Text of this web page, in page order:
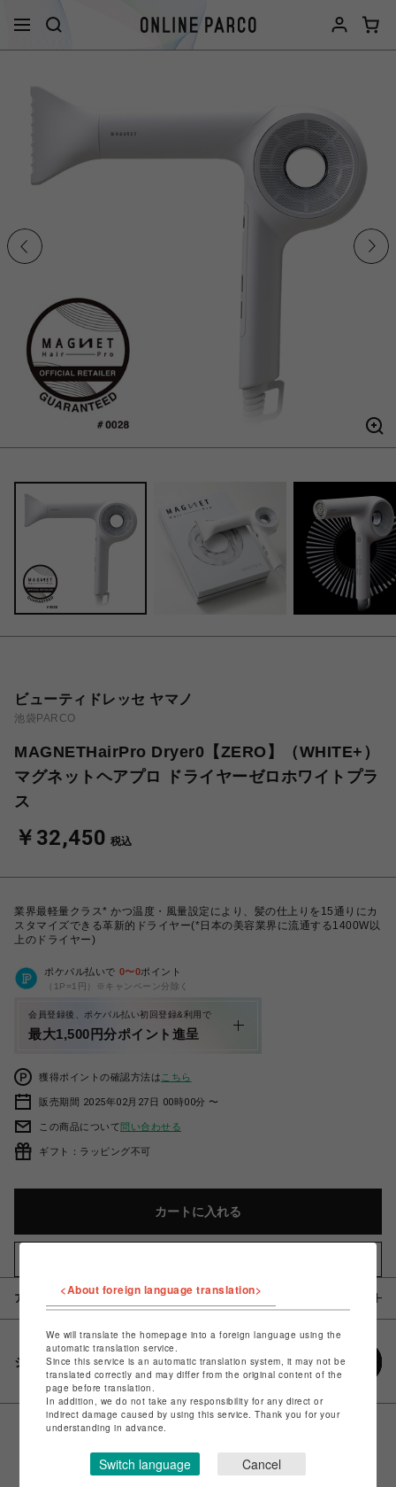
ビューティドレッセ ヤマノ
池袋PARCO
MAGNETHairPro Dryer0【ZERO】（WHITE+）
マグネットヘアプロ ドライヤーゼロホワイトプラ
ス
￥32,450 税込
業界最軽量クラス* かつ温度・風量設定により、髪の仕上りを15通りにカ
スタマイズできる革新的ドライヤー(*日本の美容業界に流通する1400W以
上のドライヤー)
ポケパル払いで 0〜0ポイント
（1P=1円）※キャンペーン分除く
会員登録後、ポケパル払い初回登録&利用で
最大1,500円分ポイント進呈
獲得ポイントの確認方法は こちら
販売期間 2025年02月27日 00時00分 〜
この商品について問い合わせる
ギフト：ラッピング不可
カートに入れる
アイテム説明 / 素材
シェアする
<About foreign language translation>
We will translate the homepage into a foreign language using the
automatic translation service.
Since this service is an automatic translation system, it may not be
translated correctly and may differ from the original content of the
page before translation.
In addition, we do not take any responsibility for any direct or
indirect damage caused by using this service. Thank you for your
understanding in advance.
Switch language Cancel